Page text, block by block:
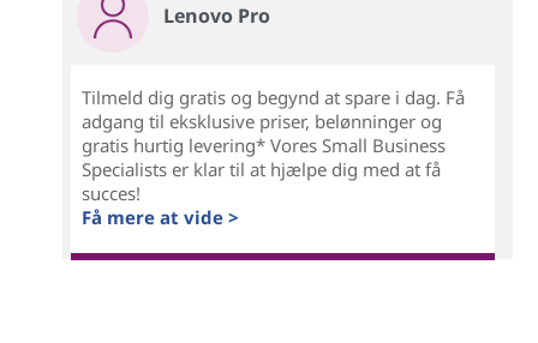
Lenovo Pro
Tilmeld dig gratis og begynd at spare i dag. Få
adgang til eksklusive priser, belønninger og
gratis hurtig levering* Vores Small Business
Specialists er klar til at hjælpe dig med at få
succes!
Få mere at vide >